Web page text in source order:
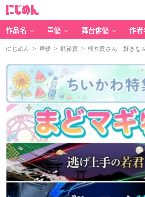
作品名 声優 舞台俳優 作者
にじめん > 声優 > 梶裕貴 > 梶裕貴さん「好きな